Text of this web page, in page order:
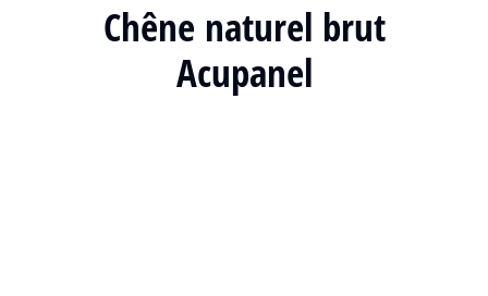
Chêne naturel brut
Acupanel